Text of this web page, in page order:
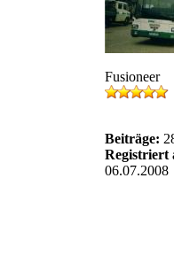
Fusioneer
Beiträge:
Registriert
06.07.2008